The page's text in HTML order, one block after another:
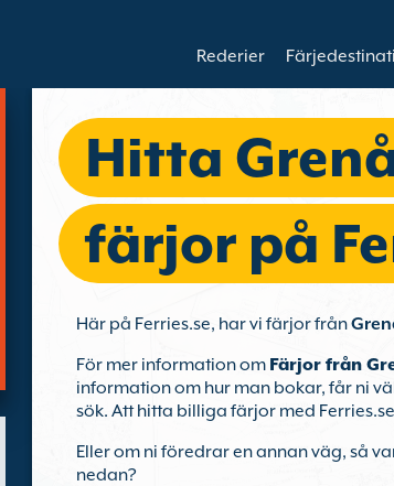
Rederier
Hitta
färjor på
Här på Ferries.se, har vi färjor från
För mer information om Färjor från
information om hur man bokar, får ni
sök. Att hitta billiga färjor med
Eller om ni föredrar en annan väg, så
nedan?